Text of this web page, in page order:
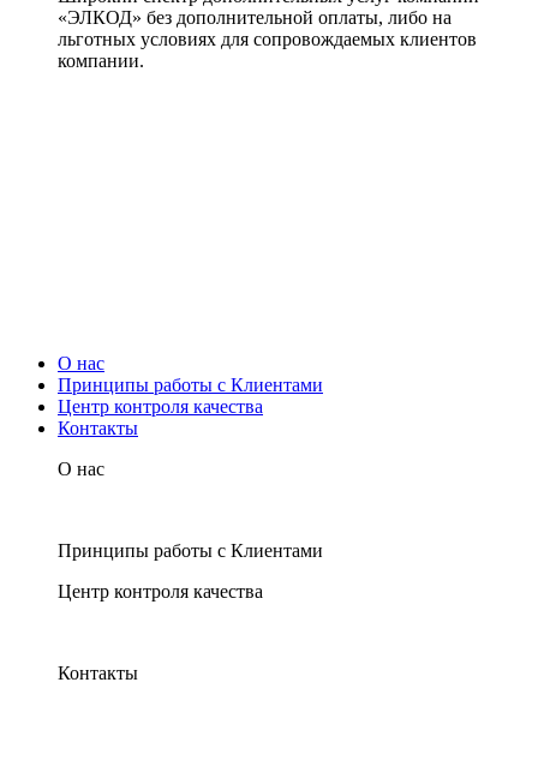
«ЭЛКОД» без дополнительной оплаты, либо на
льготных условиях для сопровождаемых клиентов
компании.
О нас
Принципы работы с Клиентами
Центр контроля качества
Контакты
О нас
Принципы работы с Клиентами
Центр контроля качества
Контакты